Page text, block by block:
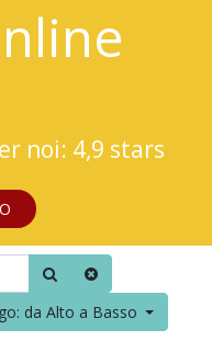
noi: 4,9 stars
da Alto a Basso